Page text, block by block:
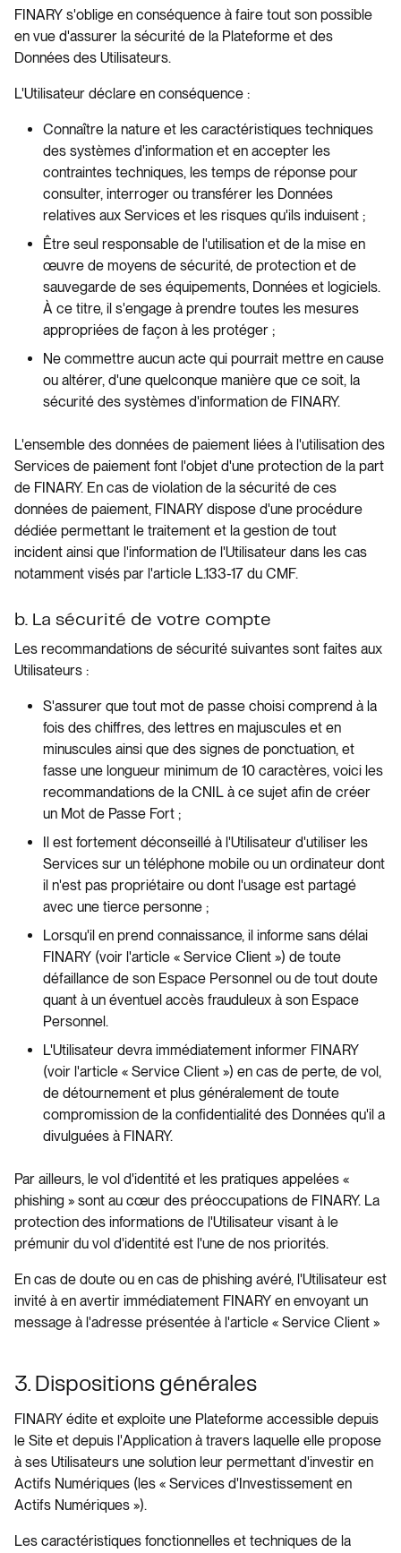
FINARY s'oblige en conséquence à faire tout son possible
en vue d'assurer la sécurité de la Plateforme et des
Données des Utilisateurs.
L'Utilisateur déclare en conséquence :
Connaître la nature et les caractéristiques techniques
des systèmes d'information et en accepter les
contraintes techniques, les temps de réponse pour
consulter, interroger ou transférer les Données
relatives aux Services et les risques qu'ils induisent ;
Être seul responsable de l'utilisation et de la mise en
œuvre de moyens de sécurité, de protection et de
sauvegarde de ses équipements, Données et logiciels.
À ce titre, il s'engage à prendre toutes les mesures
appropriées de façon à les protéger ;
Ne commettre aucun acte qui pourrait mettre en cause
ou altérer, d'une quelconque manière que ce soit, la
sécurité des systèmes d'information de FINARY.
L'ensemble des données de paiement liées à l'utilisation des
Services de paiement font l'objet d'une protection de la part
de FINARY. En cas de violation de la sécurité de ces
données de paiement, FINARY dispose d'une procédure
dédiée permettant le traitement et la gestion de tout
incident ainsi que l'information de l'Utilisateur dans les cas
notamment visés par l'article L.133-17 du CMF.
b. La sécurité de votre compte
Les recommandations de sécurité suivantes sont faites aux
Utilisateurs :
S'assurer que tout mot de passe choisi comprend à la
fois des chiffres, des lettres en majuscules et en
minuscules ainsi que des signes de ponctuation, et
fasse une longueur minimum de 10 caractères, voici les
recommandations de la CNIL à ce sujet afin de créer
un Mot de Passe Fort ;
Il est fortement déconseillé à l'Utilisateur d'utiliser les
Services sur un téléphone mobile ou un ordinateur dont
il n'est pas propriétaire ou dont l'usage est partagé
avec une tierce personne ;
Lorsqu'il en prend connaissance, il informe sans délai
FINARY (voir l'article « Service Client ») de toute
défaillance de son Espace Personnel ou de tout doute
quant à un éventuel accès frauduleux à son Espace
Personnel.
L'Utilisateur devra immédiatement informer FINARY
(voir l'article « Service Client ») en cas de perte, de vol,
de détournement et plus généralement de toute
compromission de la confidentialité des Données qu'il a
divulguées à FINARY.
Par ailleurs, le vol d'identité et les pratiques appelées «
phishing » sont au cœur des préoccupations de FINARY. La
protection des informations de l'Utilisateur visant à le
prémunir du vol d'identité est l'une de nos priorités.
En cas de doute ou en cas de phishing avéré, l'Utilisateur est
invité à en avertir immédiatement FINARY en envoyant un
message à l'adresse présentée à l'article « Service Client »
3. Dispositions générales
FINARY édite et exploite une Plateforme accessible depuis
le Site et depuis l'Application à travers laquelle elle propose
à ses Utilisateurs une solution leur permettant d'investir en
Actifs Numériques (les « Services d'Investissement en
Actifs Numériques »).
Les caractéristiques fonctionnelles et techniques de la